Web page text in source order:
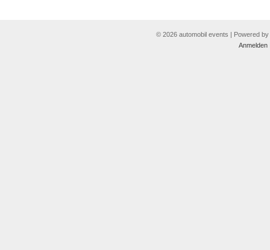
© 2026 automobil events | Powered by
Anmelden|